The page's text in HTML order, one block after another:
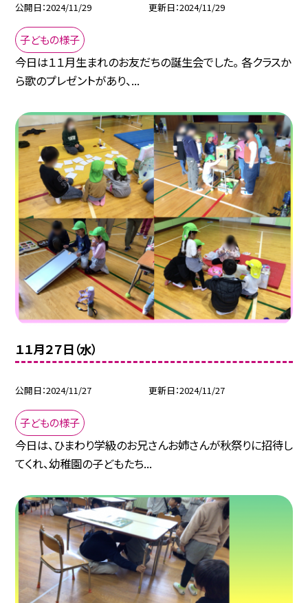
公開日 2024/11/29 更新日 2024/11/29
子どもの様子
今日は１１月生まれのお友だちの誕生会でした。 各クラスか
ら歌のプレゼントがあり、...
１１月２７日（水）
公開日 2024/11/27 更新日 2024/11/27
子どもの様子
今日は、ひまわり学級のお兄さんお姉さんが秋祭りに招待し
てくれ、幼稚園の子どもたち...